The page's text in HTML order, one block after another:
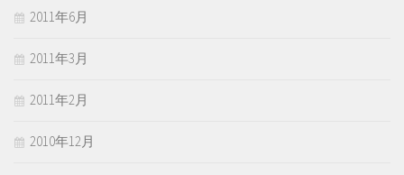
2011年6月
2011年3月
2011年2月
2010年12月